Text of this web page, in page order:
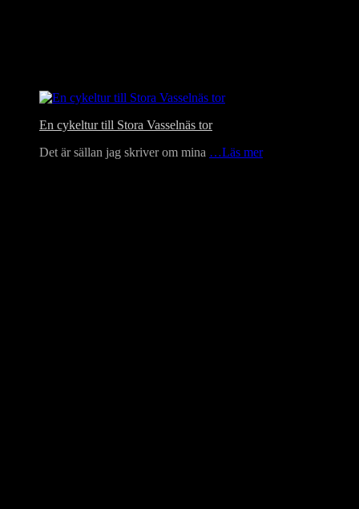
En cykeltur till Stora Vasselnäs tor
Det är sällan jag skriver om mina …Läs mer